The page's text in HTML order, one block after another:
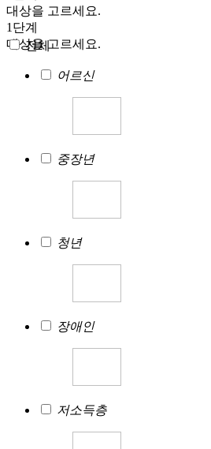
대상을 고르세요.
1단계
대상을 고르세요.
전체
어르신
중장년
청년
장애인
저소득층